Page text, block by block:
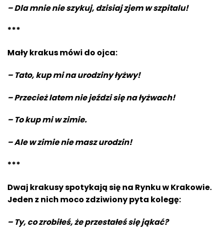
– Dla mnie nie szykuj,dzisiajzjem w szpitalu!
***
Mały krakus mówi do ojca:
– Tato, kup mi na urodziny łyżwy!
– Przecież latem nie jeździ się na łyżwach!
– To kup mi w zimie.
– Ale w zimie nie masz urodzin!
***
Dwaj krakusy spotykają się na Rynku w Krakowie.
Jeden z nich moco zdziwiony pyta kolegę:
– Ty, co zrobiłeś, że przestałeś się jąkać?